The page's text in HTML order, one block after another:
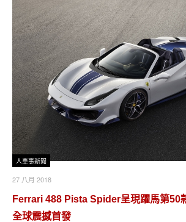
人車事新聞
27 八月 2018
Ferrari 488 Pista Spider呈現躍馬第50
全球震撼首發